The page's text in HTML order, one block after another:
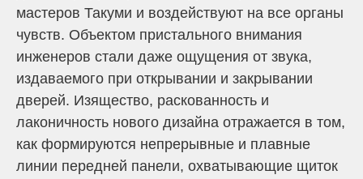
мастеров Такуми и воздействуют на все органы
чувств. Объектом пристального внимания
инженеров стали даже ощущения от звука,
издаваемого при открывании и закрывании
дверей. Изящество, раскованность и
лаконичность нового дизайна отражается в том,
как формируются непрерывные и плавные
линии передней панели, охватывающие щиток